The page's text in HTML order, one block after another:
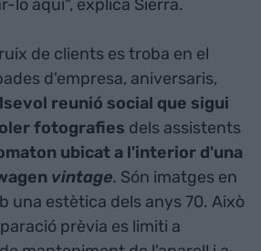
lo aquí", explica Sierra.
de clients es troba en el
d'empresa, aniversaris,
reunió social que sigui
fotografies dels assistents
ubicat a l'interior d'una
vintage. Són imatges en
una estètica dels anys 70. Això
prèvia es limiti a